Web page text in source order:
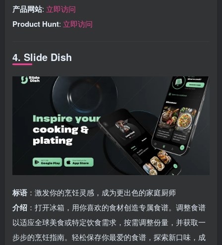
产品网站: 立即访问
Product Hunt: 立即访问
4. Slide Dish
标语 ：激发你的烹饪灵感，成为更出色的家庭厨师
介绍 ：打开冰箱，用你喜欢的食材创造专属食谱。调整食谱
以适应全球美食或特定饮食需求，按需调整份量，并获取一
步步的烹饪指南。轻松保存你最爱的食谱，探索新口味，成